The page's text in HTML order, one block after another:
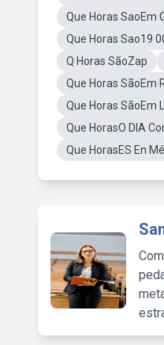
Que Horas SaoEm
Que Horas Sao19
Q Horas SãoZap
Que Horas SãoEm
Que Horas SãoEm
Que HorasO DIA
Que HorasES En